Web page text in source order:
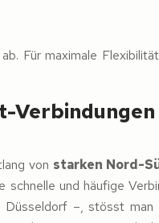
Für maximale
von starken Nord-
und häufige
–, stösst